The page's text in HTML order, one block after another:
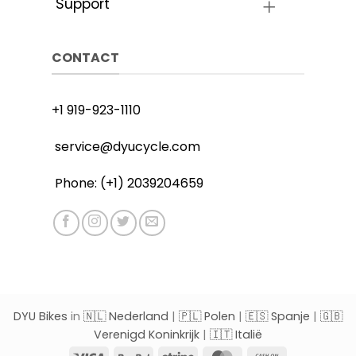
Support
CONTACT
+1 919-923-1110
service@dyucycle.com
Phone: (+1) 2039204659
DYU Bikes in 🇳🇱 Nederland | 🇵🇱 Polen | 🇪🇸 Spanje | 🇬🇧
Verenigd Koninkrijk | 🇮🇹 Italië